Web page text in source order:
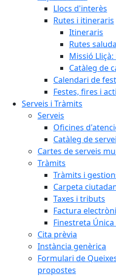
Llocs d'interès
Rutes i itineraris
Itineraris
Rutes
Missió
Catàleg de
Calendari de
Festes, fires i
Serveis i Tràmits
Serveis
Oficines
Catàleg de
Cartes de serveis
Tràmits
Tràmits i
Carpeta
Taxes i tributs
Factura
Finestreta Única
Cita prèvia
Instància genèrica
Formulari de
propostes